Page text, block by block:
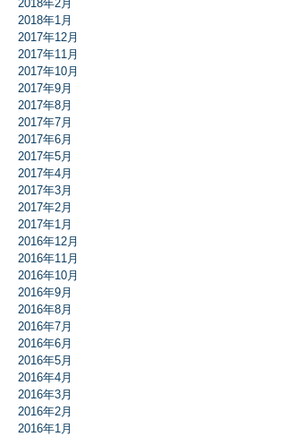
2018年2月
2018年1月
2017年12月
2017年11月
2017年10月
2017年9月
2017年8月
2017年7月
2017年6月
2017年5月
2017年4月
2017年3月
2017年2月
2017年1月
2016年12月
2016年11月
2016年10月
2016年9月
2016年8月
2016年7月
2016年6月
2016年5月
2016年4月
2016年3月
2016年2月
2016年1月